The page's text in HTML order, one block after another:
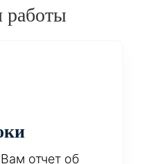
работы
отчет об